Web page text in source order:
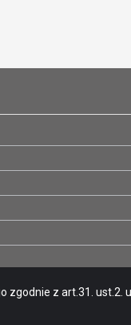
zgodnie z art.31. ust.2.